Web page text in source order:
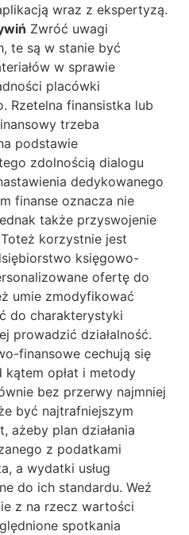
wraz z ekspertyzą.
Zwróć uwagi
te są w stanie być
w sprawie
placówki
Rzetelna finansistka lub
trzeba
podstawie
zdolnością dialogu
dedykowanego
finanse oznacza nie
także przyswojenie
korzystnie jest
księgowo-
ofertę do
umie zmodyfikować
do charakterystyki
prowadzić działalność.
finansowe cechują się
opłat i metody
bez przerwy najmniej
być najtrafniejszym
ażeby plan działania
z podatkami
a wydatki usług
do ich standardu. Weź
z na rzecz wartości
spotkania